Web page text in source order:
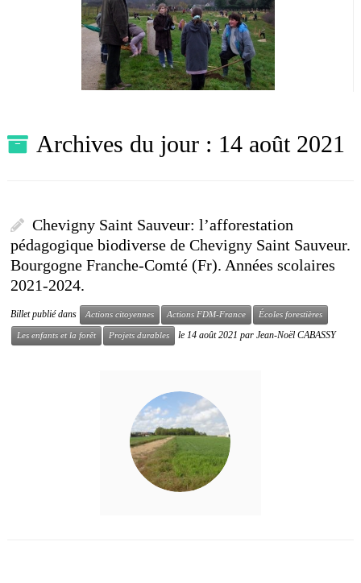
Archives du jour : 14 août 2021
Chevigny Saint Sauveur: l’afforestation
pédagogique biodiverse de Chevigny Saint Sauveur.
Bourgogne Franche-Comté (Fr). Années scolaires
2021-2024.
Billet publié dans Actions citoyennes Actions FDM-France Écoles forestières
Les enfants et la forêt Projets durables le 14 août 2021 parJean-Noël CABASSY